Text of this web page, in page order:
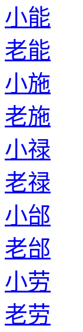
小能
老能
小施
老施
小禄
老禄
小邰
老邰
小劳
老劳